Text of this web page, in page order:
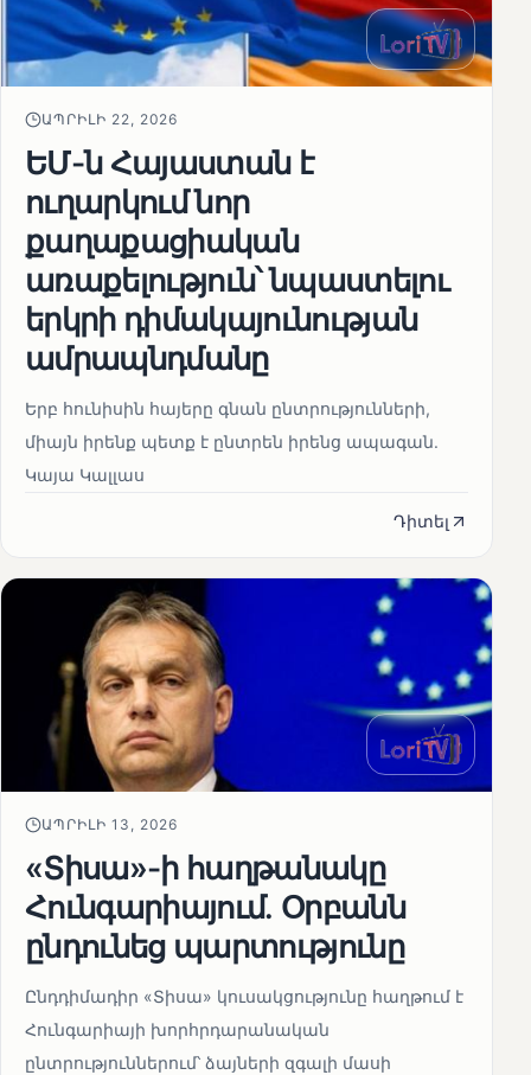
ԱՊՐԻԼԻ 22, 2026
ԵՄ-ն Հայաստան է
ուղարկում նոր
քաղաքացիական
առաքելություն՝ նպաստելու
երկրի դիմակայունության
ամրապնդմանը
Երբ հունիսին հայերը գնան ընտրությունների,
միայն իրենք պետք է ընտրեն իրենց ապագան.
Կայա Կալլաս
Դիտել
ԱՊՐԻԼԻ 13, 2026
«Տիսա»-ի հաղթանակը
Հունգարիայում․ Օրբանն
ընդունեց պարտությունը
Ընդդիմադիր «Տիսա» կուսակցությունը հաղթում է
Հունգարիայի խորհրդարանական
ընտրություններում՝ ձայների զգալի մասի